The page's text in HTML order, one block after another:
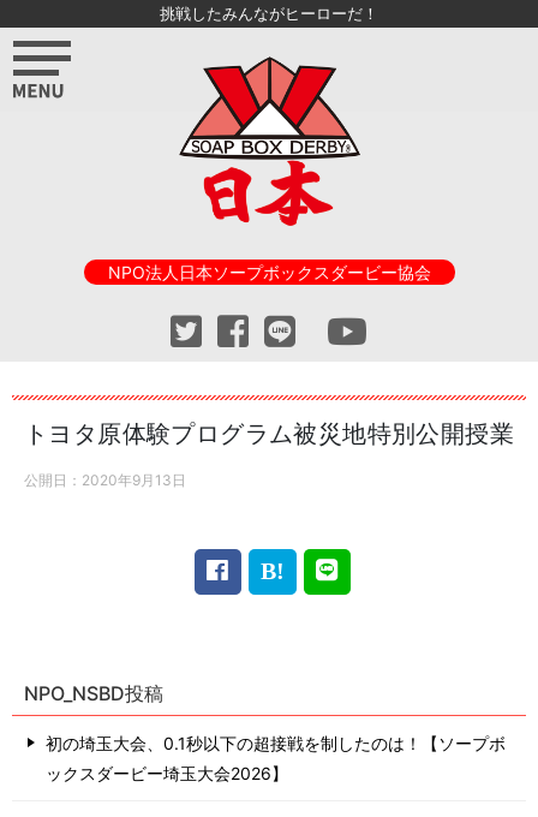
挑戦したみんながヒーローだ！
NPO法人日本ソープボックスダービー協会
トヨタ原体験プログラム被災地特別公開授業
公開日： 2020年9月13日
NPO_NSBD投稿
初の埼玉大会、0.1秒以下の超接戦を制したのは！【ソープボ
ックスダービー埼玉大会2026】